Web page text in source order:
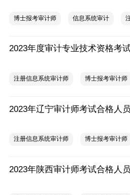
博士报考审计师 信息系统审计
注册信息系统审计师 博士报考审计师
2023年辽宁审计师考试合格人
注册信息系统审计师 博士报考审计师
2023年陕西审计师考试合格人